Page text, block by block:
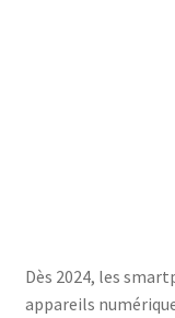
Dès 2024, les
appareils